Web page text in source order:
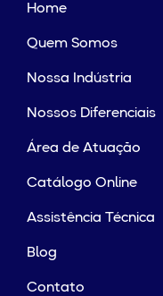
Home
Quem Somos
Nossa Indústria
Nossos Diferenciais
Área de Atuação
Catálogo Online
Assistência Técnica
Blog
Contato